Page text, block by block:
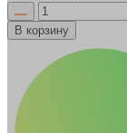
В корзину